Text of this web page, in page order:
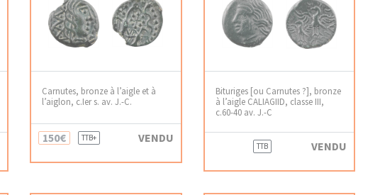
Carnutes, bronze à l’aigle et à
l’aiglon, c.Ier s. av. J.-C.
150€ TTB+ VENDU
Bituriges [ou Carnutes ?], bronze
à l’aigle CALIAGIID, classe III,
c.60-40 av. J.-C
TTB VENDU